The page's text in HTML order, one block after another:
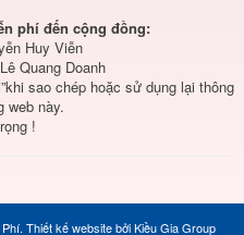
phí đến cộng đồng:
Huy Viễn
Quang Doanh
sao chép hoặc sử dụng lại thông
web này.
!
. Thiết kế websitebởiKiều Gia Group